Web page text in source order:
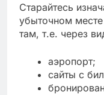
Старайтесь
убыточном
там, т.е. через
аэропорт;
сайты с